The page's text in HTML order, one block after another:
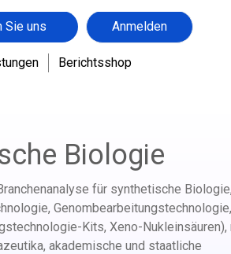
Sie uns Anmelden
Biologie
für synthetische
Kits, Xeno-Nukleinsäuren),
akademische und staatliche